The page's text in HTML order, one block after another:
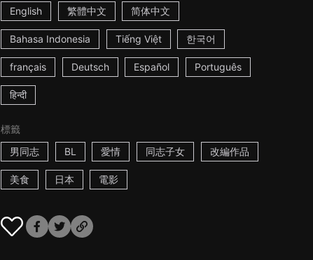
English 繁體中文 简体中文
Bahasa Indonesia Tiếng Việt 한국어
français Deutsch Español Português
हिन्दी
標籤
男同志
BL 愛情 同志子女 改編作品
美食 日本 電影